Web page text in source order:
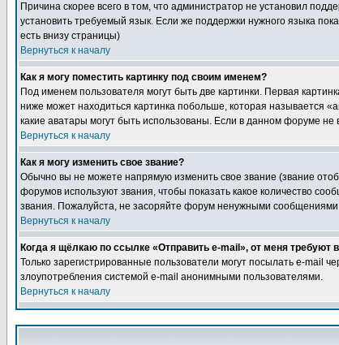
Причина скорее всего в том, что администратор не установил
установить требуемый язык. Если же поддержки нужного языка
есть внизу страницы)
Вернуться к началу
Как я могу поместить картинку под своим именем?
Под именем пользователя могут быть две картинки. Первая
ниже может находиться картинка побольше, которая называется
какие аватары могут быть использованы. Если в данном форуме
Вернуться к началу
Как я могу изменить свое звание?
Обычно вы не можете напрямую изменить свое звание (звание
форумов используют звания, чтобы показать какое количество
звания. Пожалуйста, не засоряйте форум ненужными сообщениями
Вернуться к началу
Когда я щёлкаю по ссылке «Отправить e-mail», от меня требуют
Только зарегистрированные пользователи могут посылать e-mail
злоупотребления системой e-mail анонимными пользователями.
Вернуться к началу